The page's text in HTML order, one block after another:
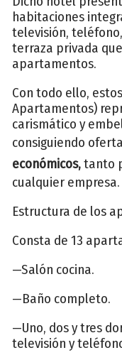
habitaciones
televisión,
terraza privada
apartamentos.
Con todo ello,
Apartamentos)
carismático y
consiguiendo
económicos,tanto
cualquier empresa.
Estructura de los
Consta de 13
—Salón cocina.
—Baño completo.
—Uno, dos y tres
televisión y